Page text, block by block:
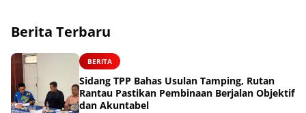
Berita Terbaru
BERITA
Sidang TPP Bahas Usulan Tamping, Rutan
Rantau Pastikan Pembinaan Berjalan Objektif
dan Akuntabel